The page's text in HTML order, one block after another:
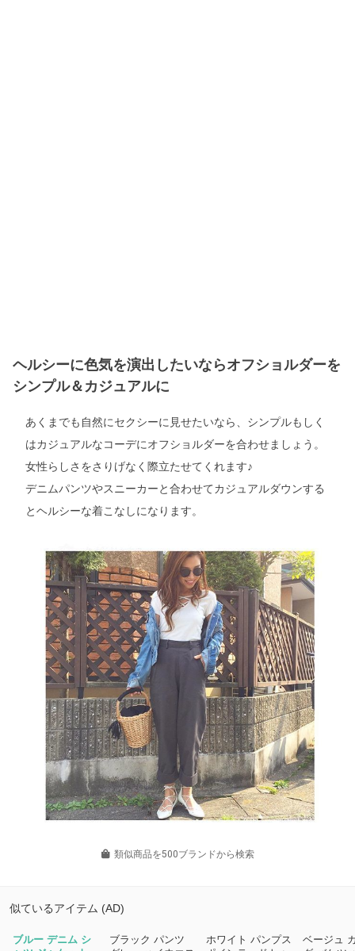
ヘルシーに色気を演出したいならオフショルダーを
シンプル＆カジュアルに
あくまでも自然にセクシーに見せたいなら、シンプルもしく
はカジュアルなコーデにオフショルダーを合わせましょう。
女性らしさをさりげなく際立たせてくれます♪
デニムパンツやスニーカーと合わせてカジュアルダウンする
とヘルシーな着こなしになります。
類似商品を500ブランドから検索